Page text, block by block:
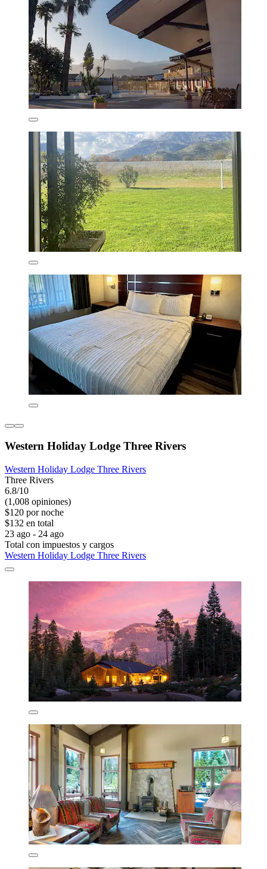
Western Holiday Lodge Three Rivers
Western Holiday Lodge Three Rivers
Three Rivers
6.8/10
(1,008 opiniones)
$120 por noche
$132 en total
23 ago - 24 ago
Total con impuestos y cargos
Western Holiday Lodge Three Rivers